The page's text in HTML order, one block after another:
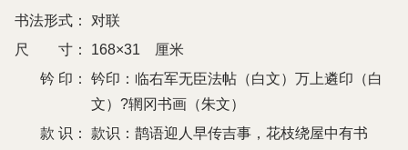
书法形式：
对联
尺 寸：
168×31 厘米
钤 印：
钤印：临右军无臣法帖（白文）万上遴印（白
文）?辋冈书画（朱文）
款 识：
款识：鹊语迎人早传吉事，花枝绕屋中有书